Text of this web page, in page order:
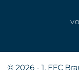
© 2026 - 1. FFC